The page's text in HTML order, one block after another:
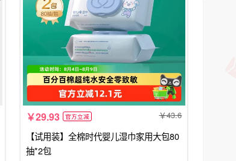
29.93 官方立减 43.6
【试用装】全棉时代婴儿湿巾家用大包80
抽*2包